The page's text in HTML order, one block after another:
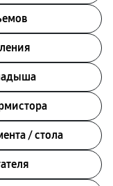
/ стола